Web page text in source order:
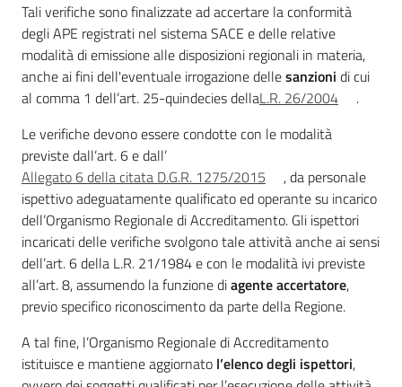
Energia
Argomenti
Novità
Servizi
Leggi Atti Bandi
Piani Programmi
Tali verifiche sono finalizzate ad accertare la conformità
degli APE registrati nel sistema SACE e delle relative
modalità di emissione alle disposizioni regionali in materia,
anche ai fini dell'eventuale irrogazione dellesanzioni di cui
al comma 1 dell’art. 25-quindecies dellaL.R. 26/2004
.
Le verifiche devono essere condotte con le modalità
previste dall’art. 6 e dall’
Allegato 6 della citata D.G.R. 1275/2015
, da personale
ispettivo adeguatamente qualificato ed operante su incarico
dell’Organismo Regionale di Accreditamento. Gli ispettori
incaricati delle verifiche svolgono tale attività anche ai sensi
dell’art. 6 della L.R. 21/1984 e con le modalità ivi previste
all’art. 8, assumendo la funzione diagente accertatore,
previo specifico riconoscimento da parte della Regione.
A tal fine, l’Organismo Regionale di Accreditamento
istituisce e mantiene aggiornato l’elenco degli ispettori,